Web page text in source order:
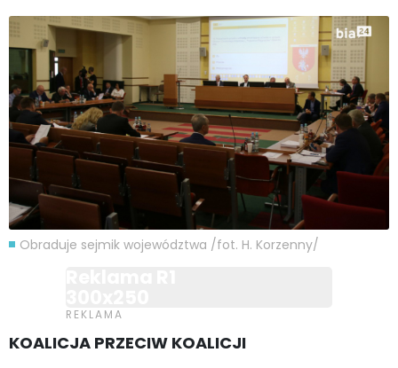
Obraduje sejmik województwa /fot. H. Korzenny/
KOALICJA PRZECIW KOALICJI